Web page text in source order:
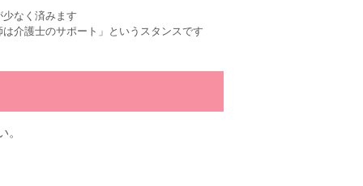
なく済みます
介護士のサポート」というスタンスです